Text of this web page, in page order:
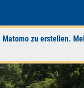
zu erstellen.